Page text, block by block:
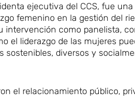
ejecutiva del CCS, fue una
femenino en la gestión del
intervención como panelista,
el liderazgo de las mujeres
sostenibles, diversos y
el relacionamiento público,